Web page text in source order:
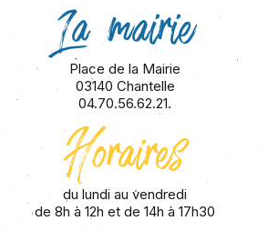
La mairie
Place de la Mairie
03140 Chantelle
04.70.56.62.21.
Horaires
du lundi au vendredi
de 8h à 12h et de 14h à 17h30